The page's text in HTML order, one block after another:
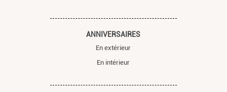
ANNIVERSAIRES
En extérieur
En intérieur